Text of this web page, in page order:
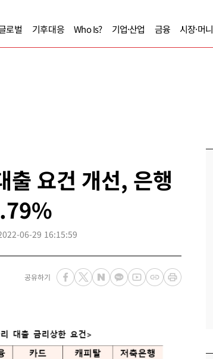
로벌 기후대응 Who Is? 기업·산업 금융 시장·머니
출 요건 개선, 은행
06-29 16:15:59
공유하기